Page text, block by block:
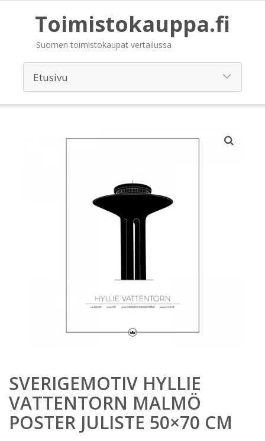
Toimistokauppa.fi
Suomen toimistokaupat vertailussa
SVERIGEMOTIV HYLLIE
VATTENTORN MALMÖ
POSTER JULISTE 50×70 CM